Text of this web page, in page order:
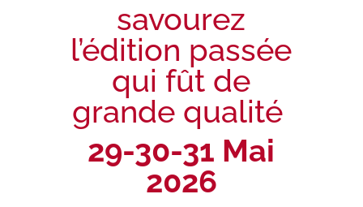
savourez
l’édition passée
qui fût de
grande qualité
29-30-31 Mai
2026